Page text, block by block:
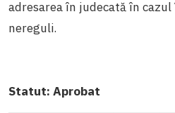
adresarea în judecată în
nereguli.
Statut: Aprobat